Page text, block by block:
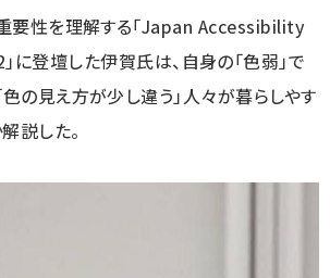
要性を理解する「Japan Accessibility
」に登壇した伊賀氏は、自身の「色弱」で
の見え方が少し違う」人々が暮らしやす
説した。